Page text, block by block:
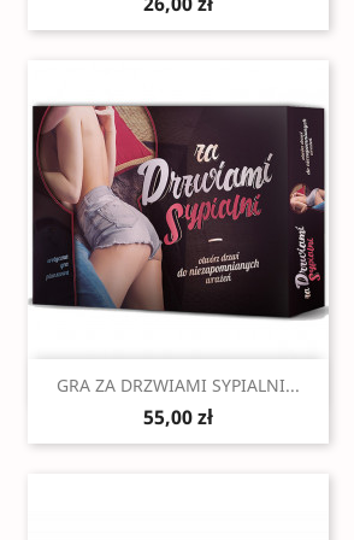
 Szybki podgląd
GRA ZA DRZWIAMI SYPIALNI...
55,00 zł